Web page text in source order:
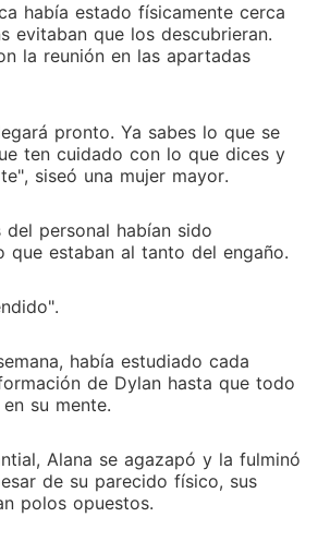
había estado físicamente cerca
evitaban que los descubrieran.
la reunión en las apartadas
pronto. Ya sabes lo que se
ten cuidado con lo que dices y
siseó una mujer mayor.
del personal habían sido
que estaban al tanto del engaño.
había estudiado cada
de Dylan hasta que todo
su mente.
Alana se agazapó y la fulminó
de su parecido físico, sus
polos opuestos.